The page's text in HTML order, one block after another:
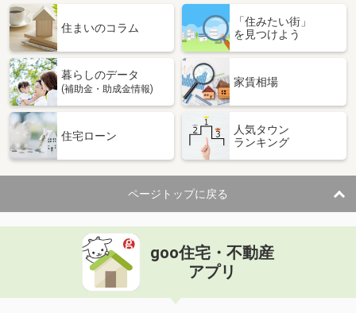
住まいのコラム
「住みたい街」
を見つけよう
暮らしのデータ
(補助金・助成金情報)
家賃相場
住宅ローン
人気タウン
ランキング
ページトップに戻る
goo住宅・不動産
アプリ